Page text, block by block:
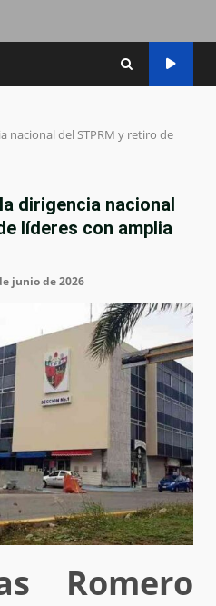
nacional del STPRM y retiro de
dirigencia nacional
líderes con amplia
junio de 2026
Romero